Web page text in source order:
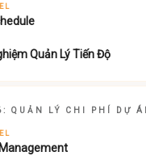
Quản Lý Tiến Độ
QUẢN LÝ CHI PHÍ DỰ